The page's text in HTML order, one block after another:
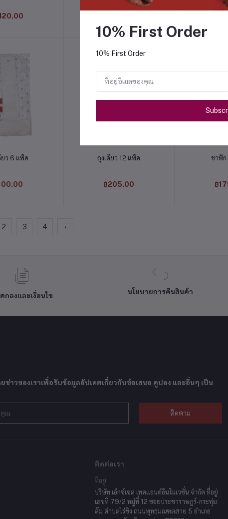
ส่ตะกร้า
ยว 6 แพ็ค หยิบใส่ตะกร้า
ถุงเดี่ยว 12 แพ็ค
฿205.00
หยิบใ
ชาฟัก
฿
2 3 4 ›
กลงและเงื่อนไข
นโยบายการคืนสินค้า
ข่าวของเราเพื่อรับข้อมูลอัปเดตเกี่ยวกับข้อเสนอ คูปอง และอื่นๆ เป็น
ติดตาม
ติดต่อเรา
ที่อยู่
บริษัท เอ็กซ์เซล เทคแอนด์อินโนเวชั่น จำกัด ที่อยู่
เลขที่ 79/2 หมู่ที่ 12 ซอยประชาราษฎร์-กระทุ่ม
ล้ม ตำบลไร่ขิง ถนนพุทธมณฑลสาย 5 อำเภอ
10% First Order
10% First Order